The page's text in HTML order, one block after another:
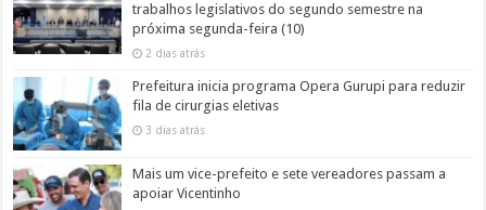
trabalhos legislativos do segundo semestre na
próxima segunda-feira (10)
2 dias atrás
Prefeitura inicia programa Opera Gurupi para reduzir
fila de cirurgias eletivas
3 dias atrás
Mais um vice-prefeito e sete vereadores passam a
apoiar Vicentinho